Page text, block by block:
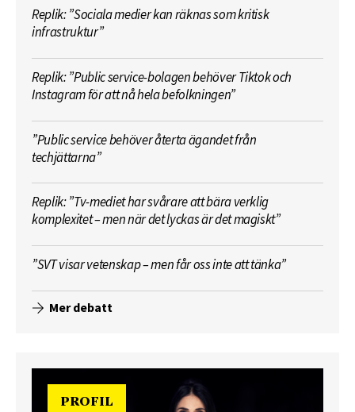
Replik: ”Sociala medier kan räknas som kritisk
infrastruktur”
Replik: ”Public service-bolagen behöver Tiktok och
Instagram för att nå hela befolkningen”
”Public service behöver återta ägandet från
techjättarna”
Replik: ”Tv-mediet har svårare att bära verklig
komplexitet – men när det lyckas är det magiskt”
”SVT visar vetenskap – men får oss inte att tänka”
Mer debatt
PROFIL